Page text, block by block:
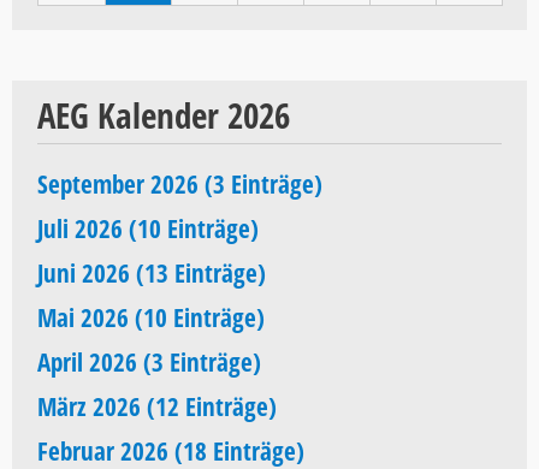
AEG Kalender 2026
September 2026 (3 Einträge)
Juli 2026 (10 Einträge)
Juni 2026 (13 Einträge)
Mai 2026 (10 Einträge)
April 2026 (3 Einträge)
März 2026 (12 Einträge)
Februar 2026 (18 Einträge)